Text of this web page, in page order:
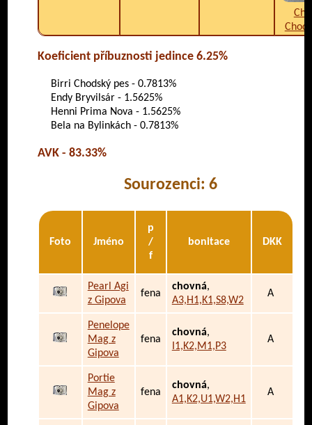
Ch.
Koeficient příbuznosti jedince 6.25%
Birri Chodský pes - 0.7813%
Endy Bryvilsár - 1.5625%
Henni Prima Nova - 1.5625%
Bela na Bylinkách - 0.7813%
AVK - 83.33%
Sourozenci: 6
Foto Jméno
p
/
f
bonitace DKK
Pearl Agi
z Gipova
fena
chovná,
A3,H1,K1,S8,W2
A
Penelope
Mag z
Gipova
fena
chovná,
I1,K2,M1,P3
A
Portie
Mag z
Gipova
fena
chovná,
A1,K2,U1,W2,H1
A